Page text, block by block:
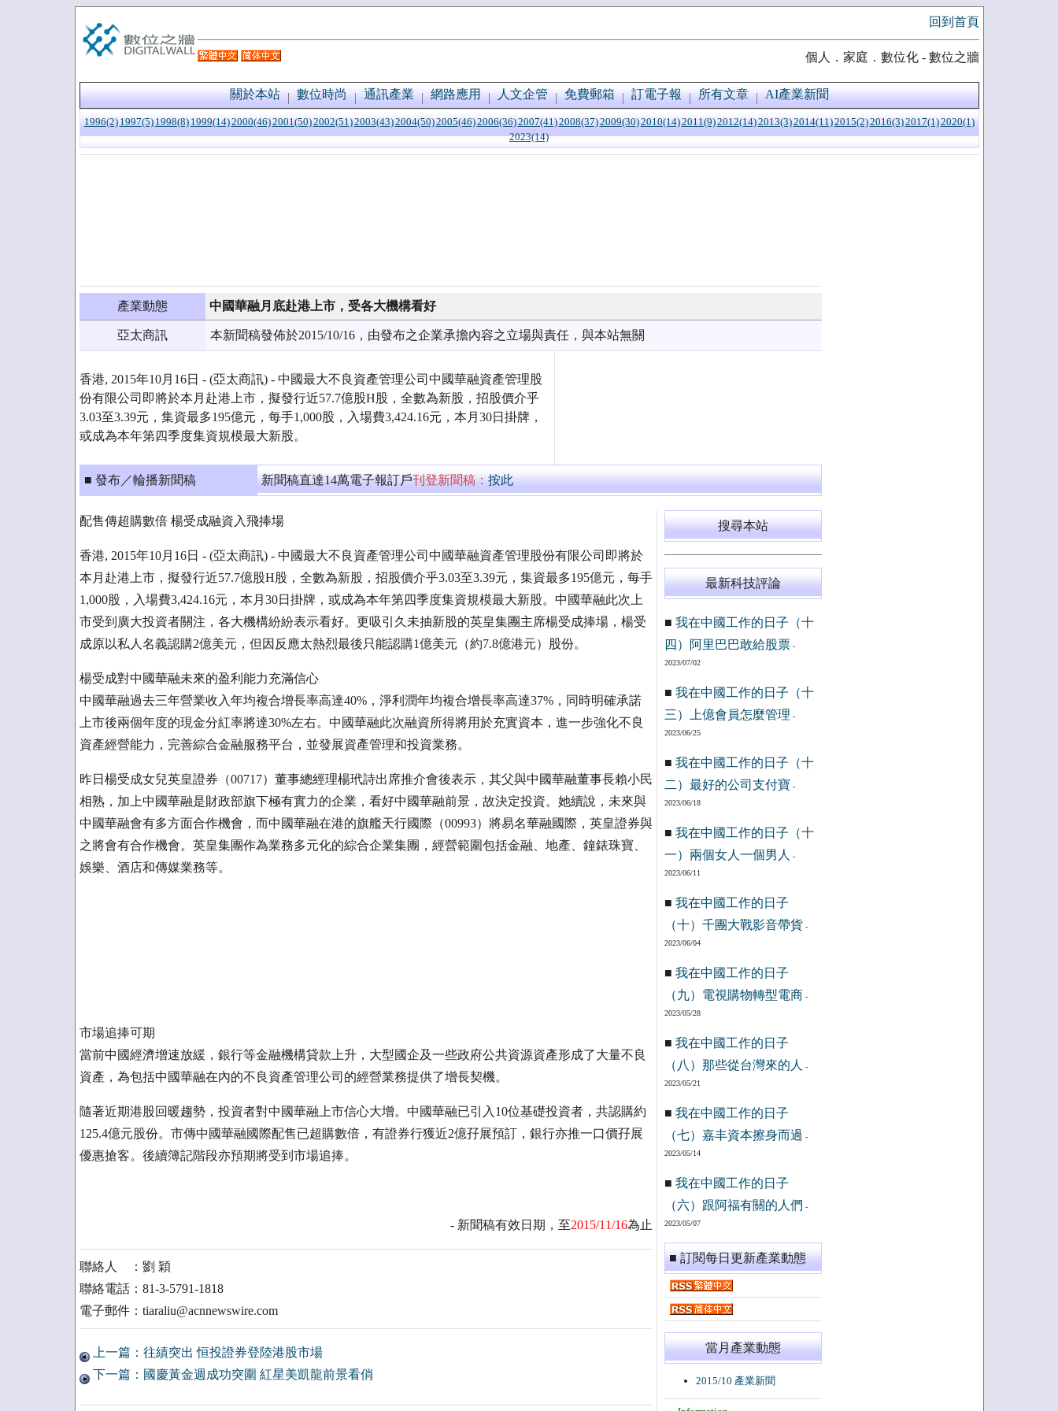
回到首頁
個人．家庭．數位化 - 數位之牆
關於本站 數位時尚 通訊產業 網路應用 人文企管 免費郵箱 訂電子報 所有文章 AI產業新聞
1996(2) 1997(5) 1998(8) 1999(14)2000(46)2001(50)2002(51)2003(43)2004(50)2005(46)2006(36)2007(41)2008(37)2009(30)2010(14)2011(9)2012(14)2013(3)2014(11)2015(2)2016(3)2017(1)2020(1)
2023(14)
產業動態 中國華融月底赴港上市，受各大機構看好
亞太商訊 本新聞稿發佈於2015/10/16，由發布之企業承擔內容之立場與責任，與本站無關
香港, 2015年10月16日 - (亞太商訊) - 中國最大不良資產管理公司中國華融資產管理股
份有限公司即將於本月赴港上市，擬發行近57.7億股H股，全數為新股，招股價介乎
3.03至3.39元，集資最多195億元，每手1,000股，入場費3,424.16元，本月30日掛牌，
或成為本年第四季度集資規模最大新股。
■ 發布／輪播新聞稿 新聞稿直達14萬電子報訂戶刊登新聞稿：按此
配售傳超購數倍 楊受成融資入飛捧場
香港, 2015年10月16日 - (亞太商訊) - 中國最大不良資產管理公司中國華融資產管理股份有限公司即將於
本月赴港上市，擬發行近57.7億股H股，全數為新股，招股價介乎3.03至3.39元，集資最多195億元，每手
1,000股，入場費3,424.16元，本月30日掛牌，或成為本年第四季度集資規模最大新股。中國華融此次上
市受到廣大投資者關注，各大機構紛紛表示看好。更吸引久未抽新股的英皇集團主席楊受成捧場，楊受
成原以私人名義認購2億美元，但因反應太熱烈最後只能認購1億美元（約7.8億港元）股份。
楊受成對中國華融未來的盈利能力充滿信心
中國華融過去三年營業收入年均複合增長率高達40%，淨利潤年均複合增長率高達37%，同時明確承諾
上市後兩個年度的現金分紅率將達30%左右。中國華融此次融資所得將用於充實資本，進一步強化不良
資產經營能力，完善綜合金融服務平台，並發展資產管理和投資業務。
昨日楊受成女兒英皇證券（00717）董事總經理楊玳詩出席推介會後表示，其父與中國華融董事長賴小民
相熟，加上中國華融是財政部旗下極有實力的企業，看好中國華融前景，故決定投資。她續說，未來與
中國華融會有多方面合作機會，而中國華融在港的旗艦天行國際（00993）將易名華融國際，英皇證券與
之將會有合作機會。英皇集團作為業務多元化的綜合企業集團，經營範圍包括金融、地產、鐘錶珠寶、
娛樂、酒店和傳媒業務等。
市場追捧可期
當前中國經濟增速放緩，銀行等金融機構貸款上升，大型國企及一些政府公共資源資產形成了大量不良
資產，為包括中國華融在內的不良資產管理公司的經營業務提供了增長契機。
隨著近期港股回暖趨勢，投資者對中國華融上市信心大增。中國華融已引入10位基礎投資者，共認購約
125.4億元股份。市傳中國華融國際配售已超購數倍，有證券行獲近2億孖展預訂，銀行亦推一口價孖展
優惠搶客。後續簿記階段亦預期將受到市場追捧。
- 新聞稿有效日期，至2015/11/16為止
聯絡人 ：劉 穎
聯絡電話：81-3-5791-1818
電子郵件：tiaraliu@acnnewswire.com
上一篇：往績突出 恒投證券登陸港股市場
下一篇：國慶黃金週成功突圍 紅星美凱龍前景看俏
搜尋本站
最新科技評論
■ 我在中國工作的日子（十
四）阿里巴巴敢給股票-
2023/07/02
■ 我在中國工作的日子（十
三）上億會員怎麼管理 -
2023/06/25
■ 我在中國工作的日子（十
二）最好的公司支付寶 -
2023/06/18
■ 我在中國工作的日子（十
一）兩個女人一個男人
-
2023/06/11
■ 我在中國工作的日子
（十）千團大戰影音帶貨 -
2023/06/04
■ 我在中國工作的日子
（九）電視購物轉型電商 -
2023/05/28
■ 我在中國工作的日子
（八）那些從台灣來的人
-
2023/05/21
■ 我在中國工作的日子
（七）嘉丰資本擦身而過 -
2023/05/14
■ 我在中國工作的日子
（六）跟阿福有關的人們 -
2023/05/07
■ 訂閱每日更新產業動態
當月產業動態
2015/10 產業新聞